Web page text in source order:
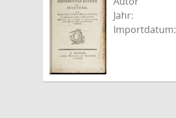
Jahr:
Importdatum: